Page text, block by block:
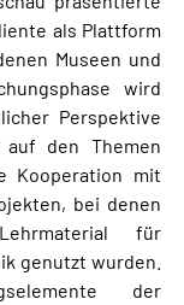
als Plattform
Museen und
wird
Perspektive
den Themen
Kooperation mit
bei denen
für
genutzt wurden.
der